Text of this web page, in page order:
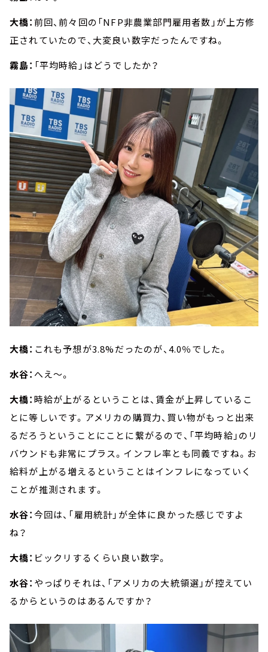
大橋：前回、前々回の「NFP非農業部門雇用者数」が上方修
正されていたので、大変良い数字だったんですね。
霧島： 「平均時給」はどうでしたか？
大橋： これも予想が3.8%だったのが、4.0％でした。
水谷： へえ～。
大橋：時給が上がるということは、賃金が上昇しているこ
とに等しいです。アメリカの購買力、買い物がもっと出来
るだろうということにことに繋がるので、「平均時給」のリ
バウンドも非常にプラス。インフレ率とも同義ですね。お
給料が上がる増えるということはインフレになっていく
ことが推測されます。
水谷：今回は、「雇用統計」が全体に良かった感じですよ
ね？
大橋： ビックリするくらい良い数字。
水谷： やっぱりそれは、「アメリカの大統領選」が控えてい
るからというのはあるんですか？